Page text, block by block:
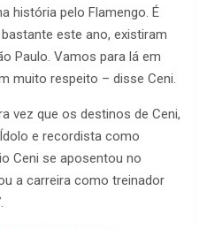
história pelo Flamengo. É
este ano, existiram
Paulo. Vamos para lá em
muito respeito – disse Ceni.
vez que os destinos de Ceni,
e recordista como
Ceni se aposentou no
a carreira como treinador